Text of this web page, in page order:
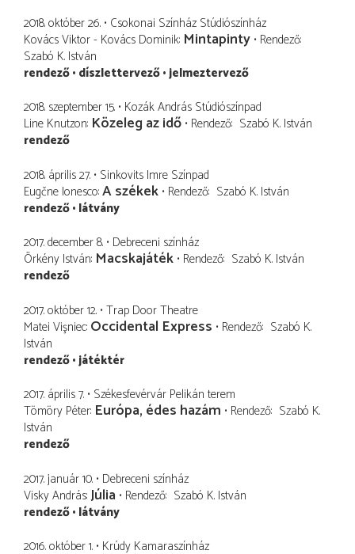
2018. október 26. Csokonai Színház Stúdiószínház
Kovács Viktor - Kovács Dominik Mintapinty Rendező
Szabó K. István
rendező díszlettervező jelmeztervező
2018. szeptember 15. Kozák András Stúdiószínpad
Line Knutzon Közeleg az idő Rendező Szabó K. István
rendező
2018. április 27. Sinkovits Imre Színpad
Eugčne Ionesco A székek Rendező Szabó K. István
rendező látvány
2017. december 8. Debreceni színház
Örkény István Macskajáték Rendező Szabó K. István
rendező
2017. október 12. Trap Door Theatre
Matei Vişniec Occidental Express Rendező Szabó K.
István
rendező játéktér
2017. április 7. Székesfevérvár Pelikán terem
Tömöry Péter Európa, édes hazám Rendező Szabó K.
István
rendező
2017. január 10. Debreceni színház
Visky András Júlia Rendező Szabó K. István
rendező látvány
2016. október 1. Krúdy Kamaraszínház